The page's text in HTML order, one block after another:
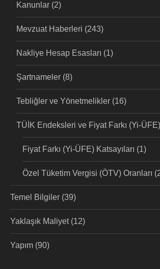
Kanunlar (2)
Mevzuat Haberleri (243)
Nakliye Hesap Esasları (1)
Şartnameler (8)
Tebliğler ve Yönetmelikler (16)
TÜİK Endeksleri ve Fiyat Farkı (Yi-ÜFE)
Fiyat Farkı (Yi-ÜFE) Katsayıları (1)
Özel Tüketim Vergisi (ÖTV) Oranları
Temel Bilgiler (39)
Yaklaşık Maliyet(12)
Yapım (90)